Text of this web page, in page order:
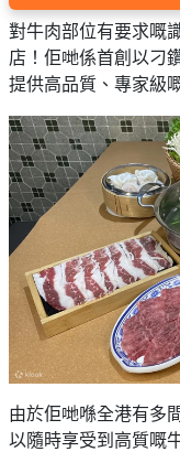
對牛肉部位有要求嘅
店！佢哋係首創以刁
提供高品質、專家級
由於佢哋喺全港有多
以隨時享受到高質嘅